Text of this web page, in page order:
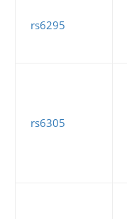
rs6295
rs6305